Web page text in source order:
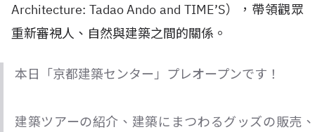
Architecture: Tadao Ando and TIME’S），帶領觀眾
重新審視人、自然與建築之間的關係。
本日「京都建築センター」プレオープンです！
建築ツアーの紹介、建築にまつわるグッズの販売、